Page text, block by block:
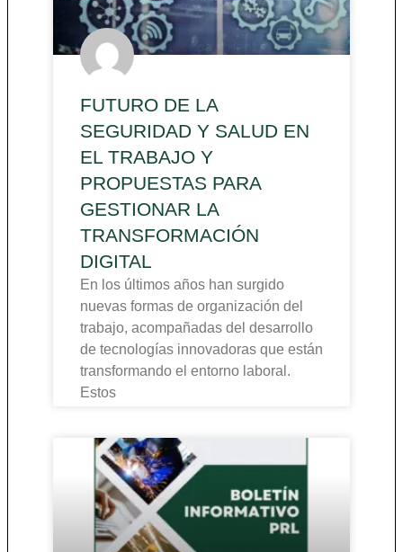
FUTURO DE LA
SEGURIDAD Y SALUD EN
EL TRABAJO Y
PROPUESTAS PARA
GESTIONAR LA
TRANSFORMACIÓN
DIGITAL
En los últimos años han surgido
nuevas formas de organización del
trabajo, acompañadas del desarrollo
de tecnologías innovadoras que están
transformando el entorno laboral.
Estos